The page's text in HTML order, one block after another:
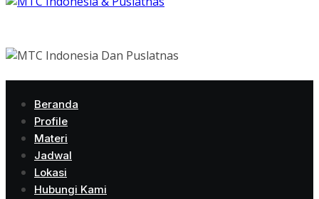
Beranda
Profile
Materi
Jadwal
Lokasi
Hubungi Kami